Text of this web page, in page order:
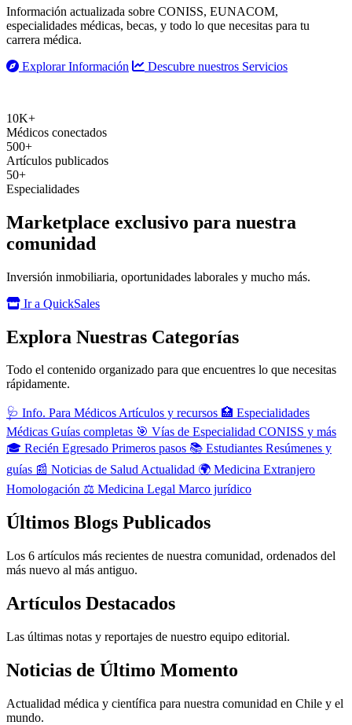
Información actualizada sobre CONISS, EUNACOM,
especialidades médicas, becas, y todo lo que necesitas para tu
carrera médica.
Explorar Información
Descubre nuestros Servicios
10K+
Médicos conectados
500+
Artículos publicados
50+
Especialidades
Marketplace exclusivo para nuestra
comunidad
Inversión inmobiliaria, oportunidades laborales y mucho más.
Ir a QuickSales
Explora Nuestras Categorías
Todo el contenido organizado para que encuentres lo que necesitas
rápidamente.
🩺 Info. Para MédicosArtículos y recursos 🏥 Especialidades
Médicas Guías completas 🎯 Vías de Especialidad CONISS y más
🎓 Recién Egresado Primeros pasos 📚 Estudiantes Resúmenes y
guías 📰 Noticias de SaludActualidad 🌍 Medicina Extranjero
Homologación ⚖️ Medicina Legal Marco jurídico
Últimos Blogs Publicados
Los 6 artículos más recientes de nuestra comunidad, ordenados del
más nuevo al más antiguo.
Artículos Destacados
Las últimas notas y reportajes de nuestro equipo editorial.
Noticias de Último Momento
Actualidad médica y científica para nuestra comunidad en Chile y el
mundo.